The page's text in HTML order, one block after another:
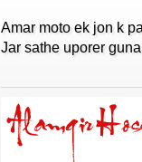
Amar moto ek jon k
Jar sathe uporer